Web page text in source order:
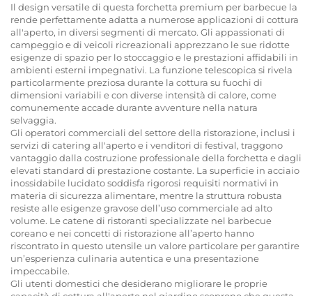
Il design versatile di questa forchetta premium per barbecue la
rende perfettamente adatta a numerose applicazioni di cottura
all'aperto, in diversi segmenti di mercato. Gli appassionati di
campeggio e di veicoli ricreazionali apprezzano le sue ridotte
esigenze di spazio per lo stoccaggio e le prestazioni affidabili in
ambienti esterni impegnativi. La funzione telescopica si rivela
particolarmente preziosa durante la cottura su fuochi di
dimensioni variabili e con diverse intensità di calore, come
comunemente accade durante avventure nella natura
selvaggia.
Gli operatori commerciali del settore della ristorazione, inclusi i
servizi di catering all'aperto e i venditori di festival, traggono
vantaggio dalla costruzione professionale della forchetta e dagli
elevati standard di prestazione costante. La superficie in acciaio
inossidabile lucidato soddisfa rigorosi requisiti normativi in
materia di sicurezza alimentare, mentre la struttura robusta
resiste alle esigenze gravose dell’uso commerciale ad alto
volume. Le catene di ristoranti specializzate nel barbecue
coreano e nei concetti di ristorazione all’aperto hanno
riscontrato in questo utensile un valore particolare per garantire
un’esperienza culinaria autentica e una presentazione
impeccabile.
Gli utenti domestici che desiderano migliorare le proprie